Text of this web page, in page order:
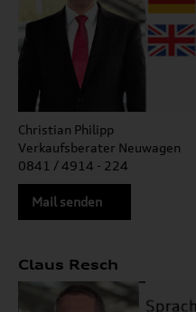
Christian Philipp
Verkaufsberater Neuwagen
0841 / 4914 - 224
Mail senden
Claus Resch